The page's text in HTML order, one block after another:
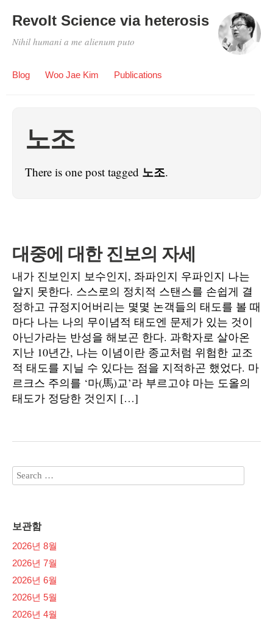
Revolt Science via heterosis
Nihil humani a me alienum puto
Blog Woo Jae Kim Publications
노조
There is one post tagged 노조.
대중에 대한 진보의 자세
내가 진보인지 보수인지, 좌파인지 우파인지 나는
알지 못한다. 스스로의 정치적 스탠스를 손쉽게 결
정하고 규정지어버리는 몇몇 논객들의 태도를 볼 때
마다 나는 나의 무이념적 태도엔 문제가 있는 것이
아닌가라는 반성을 해보곤 한다. 과학자로 살아온
지난 10년간, 나는 이념이란 종교처럼 위험한 교조
적 태도를 지닐 수 있다는 점을 지적하곤 했었다. 마
르크스 주의를 ‘마(馬)교’라 부르고야 마는 도올의
태도가 정당한 것인지 […]
보관함
2026년 8월
2026년 7월
2026년 6월
2026년 5월
2026년 4월